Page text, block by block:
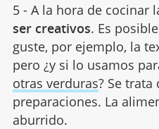
5 - A la hora de cocinar
ser creativos. Es
guste, por ejemplo, la
pero ¿y si lo usamos
otras verduras? Se
preparaciones. La
aburrido.